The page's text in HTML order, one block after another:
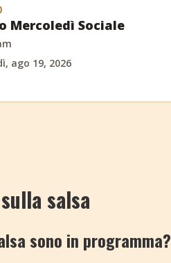
Mercoledì Sociale
ago 19, 2026
salsa
sono in programma?